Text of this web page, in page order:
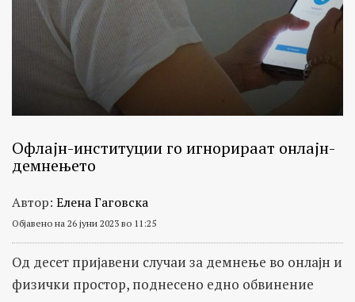
Офлајн-институции го игнорираат онлајн-
демнењето
Автор: Елена Гаговска
Објавено на 26 јуни 2023 во 11:25
Од десет пријавени случаи за демнење во онлајн и
физички простор, поднесено едно обвинение